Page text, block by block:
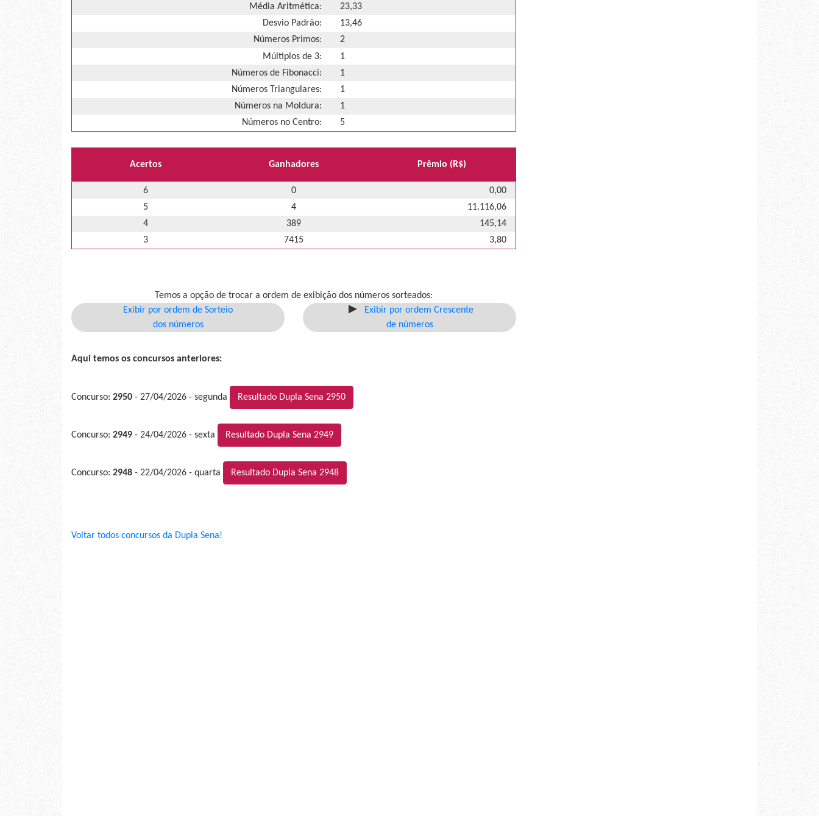
Média Aritmética:
23,33
Desvio Padrão:
13,46
Números Primos:
2
Múltiplos de 3:
1
Números de Fibonacci:
1
Números Triangulares:
1
Números na Moldura:
1
Números no Centro:
5
Acertos Ganhadores Prêmio (R$)
6 0
0,00
5
4
11.116,06
4
389
145,14
3
7415 3,80
Temos a opção de trocar a ordem de exibição dos números sorteados:
Exibir por ordem de Sorteio
dos números
Exibir por ordem Crescente
de números
Aqui temos os concursos anteriores:
Concurso: 2950 - 27/04/2026 - segunda Resultado Dupla Sena 2950
Concurso: 2949 - 24/04/2026 - sexta Resultado Dupla Sena 2949
Concurso: 2948 - 22/04/2026 - quarta Resultado Dupla Sena 2948
Voltar todos concursos da Dupla Sena!